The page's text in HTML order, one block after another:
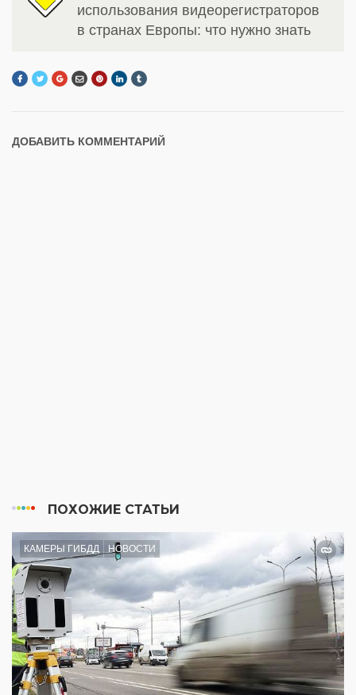
использования видеорегистраторов
в странах Европы: что нужно знать
ДОБАВИТЬ КОММЕНТАРИЙ
ПОХОЖИЕ СТАТЬИ
КАМЕРЫ ГИБДД НОВОСТИ